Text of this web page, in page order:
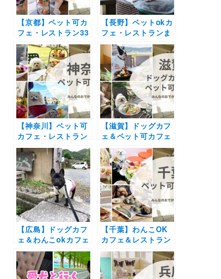
【京都】ペット可カ
フェ・レストラン33
選！店内OKの和菓
子店やドッグラン付
きのカフェまとめ｜
実際のおでかけレポ
ート付き
【長野】ペットokカ
フェ・レストランま
とめ30選！| 自然豊
かな景色に包まれて
お蕎麦やピザを愛犬
と楽しもう♪
【神奈川】ペット可
カフェ・レストラン
30選 | 愛犬と一緒に
中華街の食べ放題や
アフタヌーンティー
を楽しもう♪
【滋賀】ドッグカフ
ェ＆ペット可カフェ
22選 | 琵琶湖が見え
るカフェやドッグラ
ン付きのカフェなど
実際の愛犬とのおで
かけレポートを紹
介！
【広島】ドッグカフ
ェ＆わんこokカフェ
19選 | 店内同伴でコ
ース料理や手打ちそ
ばにお好み焼きも！
【千葉】わんこOK
カフェ＆レストラン
19選｜ドッグラン併
設店や豪快な海鮮丼
にラーメンも！実際